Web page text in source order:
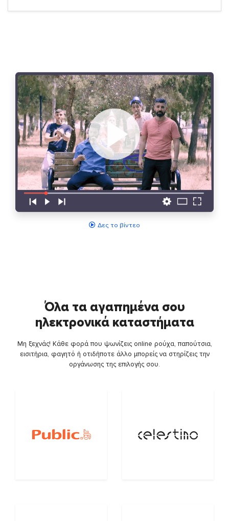
Δες το βίντεο
Όλα τα αγαπημένα σου
ηλεκτρονικά καταστήματα
Μη ξεχνάς! Κάθε φορά που ψωνίζεις online ρούχα, παπούτσια,
εισιτήρια, φαγητό ή οτιδήποτε άλλο μπορείς να στηρίζεις την
οργάνωσης της επιλογής σου.